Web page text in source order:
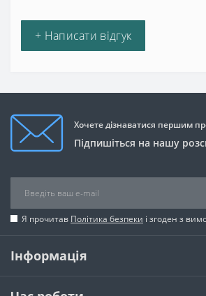
+ Написати відгук
Хочете дізнаватися першим
Підпишіться на нашу
Я прочитав Політика безпеки і згоден з
Інформація